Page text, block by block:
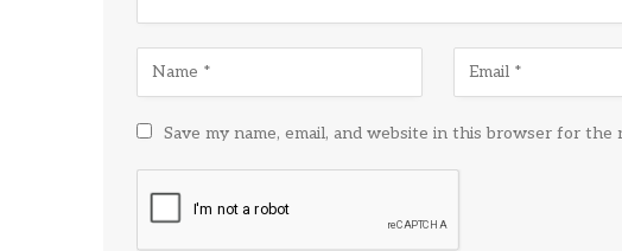
Save my name, email, and website in this browser for the